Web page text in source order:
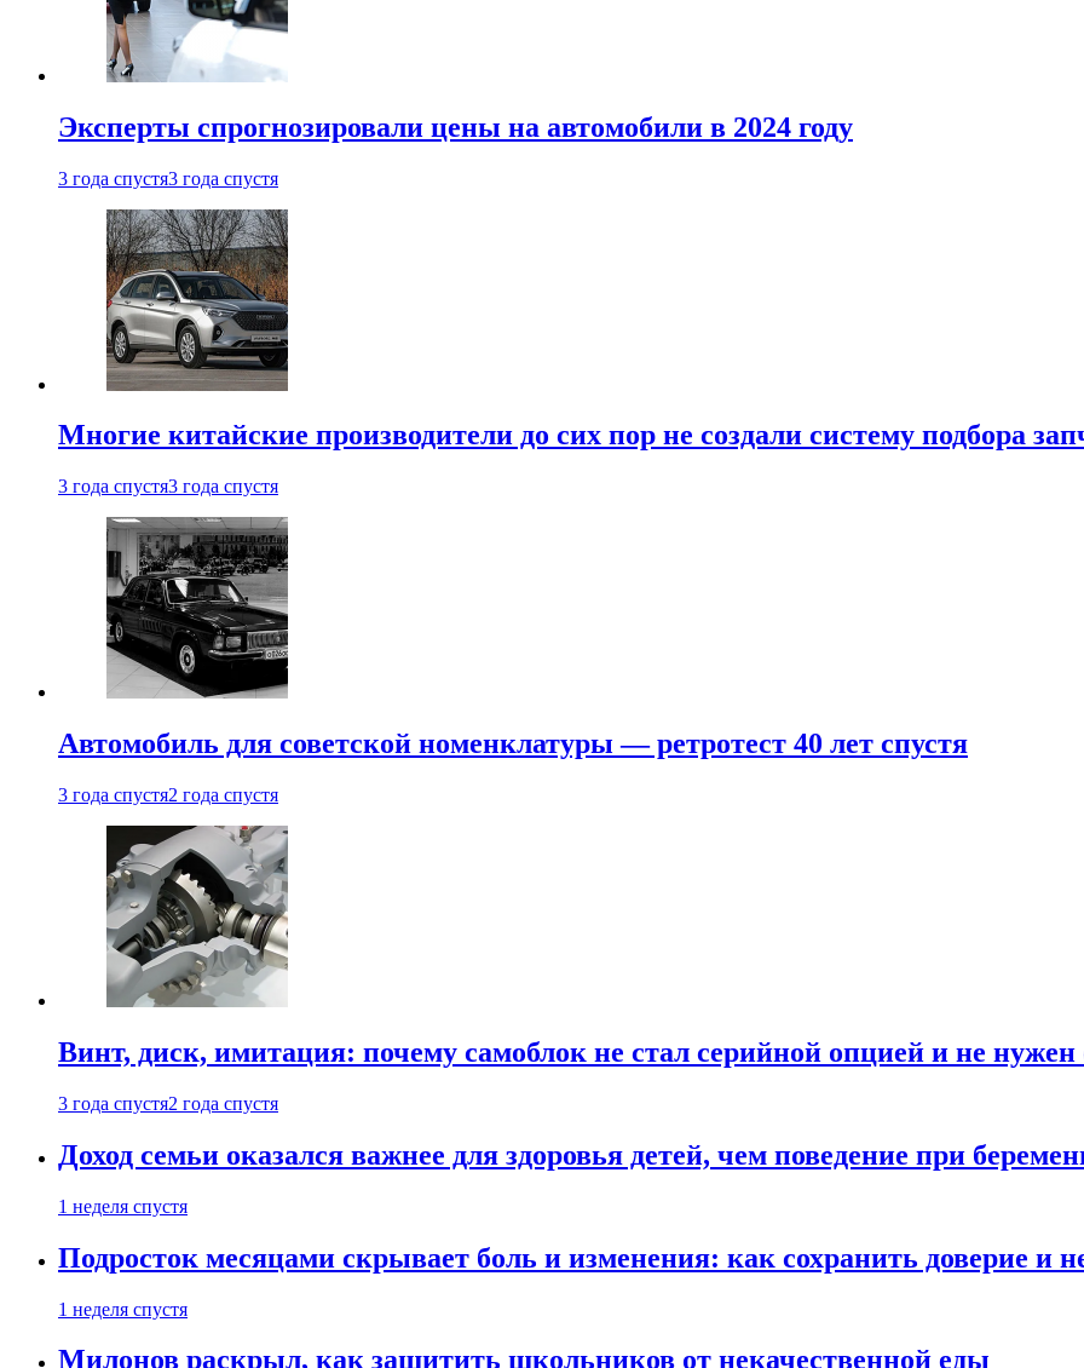
Эксперты спрогнозировали цены на автомобили в 2024 году
3 года спустя3 года спустя
Многие китайские производители до сих пор не создали систему подбора
3 года спустя3 года спустя
Автомобиль для советской номенклатуры — ретротест 40 лет спустя
3 года спустя2 года спустя
Винт, диск, имитация: почему самоблок не стал серийной опцией и не
3 года спустя2 года спустя
Доход семьи оказался важнее для здоровья детей, чем поведение при
1 неделя спустя
Подросток месяцами скрывает боль и изменения: как сохранить доверие и
1 неделя спустя
Милонов раскрыл, как защитить школьников от некачественной еды